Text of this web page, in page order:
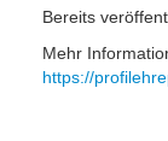
Bereits
Mehr
https://